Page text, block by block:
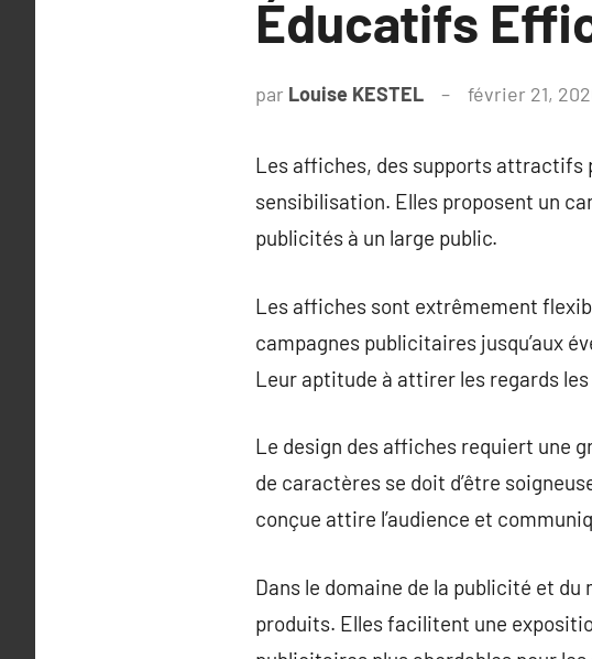
Éducatifs
par Louise KESTEL février 21,
Les affiches, des supports attractifs
sensibilisation. Elles proposent un
publicités à un large public.
Les affiches sont extrêmement
campagnes publicitaires jusqu’aux
Leur aptitude à attirer les regards
Le design des affiches requiert une
de caractères se doit d’être
conçue attire l’audience et
Dans le domaine de la publicité et
produits. Elles facilitent une